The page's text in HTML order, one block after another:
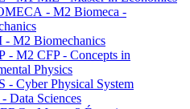
- M2 Biomeca -
M2 Biomechanics
- M2 CFP - Concepts in
Physics
- Cyber Physical System
Data Sciences